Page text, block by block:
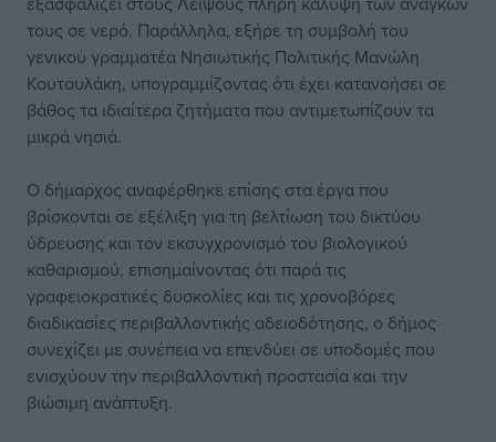
τους σε νερό. Παράλληλα, εξήρε τη συμβολή του
γενικού γραμματέα Νησιωτικής Πολιτικής Μανώλη
Κουτουλάκη, υπογραμμίζοντας ότι έχει κατανοήσει σε
βάθος τα ιδιαίτερα ζητήματα που αντιμετωπίζουν τα
μικρά νησιά.
Ο δήμαρχος αναφέρθηκε επίσης στα έργα που
βρίσκονται σε εξέλιξη για τη βελτίωση του δικτύου
ύδρευσης και τον εκσυγχρονισμό του βιολογικού
καθαρισμού, επισημαίνοντας ότι παρά τις
γραφειοκρατικές δυσκολίες και τις χρονοβόρες
διαδικασίες περιβαλλοντικής αδειοδότησης, ο δήμος
συνεχίζει με συνέπεια να επενδύει σε υποδομές που
ενισχύουν την περιβαλλοντική προστασία και την
βιώσιμη ανάπτυξη.